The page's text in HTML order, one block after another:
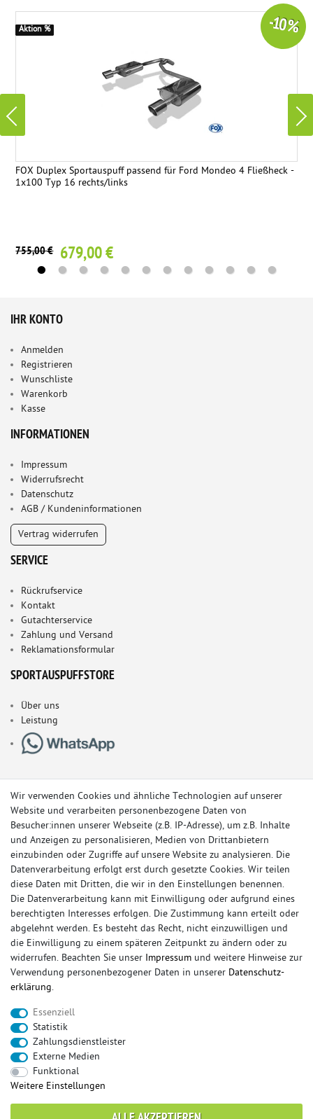
FOX Duplex Sportauspuff passend für Ford Mondeo 4 Fließheck -
1x100 Typ 16 rechts/links
755,00 € 679,00 €
-10 %
Aktion %
IHR KONTO
Anmelden
Registrieren
Wunschliste
Warenkorb
Kasse
INFORMATIONEN
Impressum
Widerrufsrecht
Datenschutz
AGB / Kundeninformationen
Vertrag widerrufen
SERVICE
Rückrufservice
Kontakt
Gutachterservice
Zahlung und Versand
Reklamationsformular
SPORTAUSPUFFSTORE
Über uns
Leistung
© Copyright 2026 Sportauspuff-Store.de - Alle Rechte vorbehalten.
Preisangaben inkl. gesetzlicher MwSt. und zzgl. Versandkosten
Das Internetportal für Sportendschalldämpfer, Komplettanlagen,
Rennsportanlagen, Sportendrohre, Universalteile, Fächerkrümmer,
Vorschalldämpfer, Sportkat, Ersatzrohr und Auspuffzubehör.
FOX, REMUS, FSW, FRIEDRICH MOTORSPORT, EISENMANN, ULTER
SPORT, NOVUS
sportauspuff sportkat
endrohr
downpipe
mittelschalldämpfer
fächerkrümmer
ulter vorschalldämpfer
Wir verwenden Cookies und ähnliche Technologien auf unserer
Website und verarbeiten personenbezogene Daten von
Besucher:innen unserer Webseite (z.B. IP-Adresse), um z.B. Inhalte
und Anzeigen zu personalisieren, Medien von Drittanbietern
einzubinden oder Zugriffe auf unsere Website zu analysieren. Die
Datenverarbeitung erfolgt erst durch gesetzte Cookies. Wir teilen
diese Daten mit Dritten, die wir in den Einstellungen benennen.
Die Datenverarbeitung kann mit Einwilligung oder aufgrund eines
berechtigten Interesses erfolgen. Die Zustimmung kann erteilt oder
abgelehnt werden. Es besteht das Recht, nicht einzuwilligen und
die Einwilligung zu einem späteren Zeitpunkt zu ändern oder zu
widerrufen. Beachten Sie unser Impressum und weitere Hinweise zur
Verwendung personenbezogener Daten in unserer Daten­schutz­
erklärung.
Essenziell
Statistik
Zahlungsdienstleister
Externe Medien
Funktional
Weitere Einstellungen